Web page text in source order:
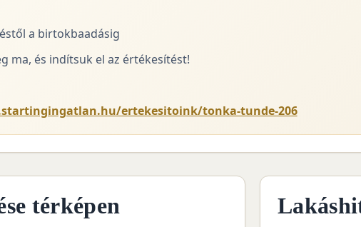
a birtokbaadásig
ma, és indítsuk el az értékesítést!
ertekesitoink/tonka-tunde-206
térképen